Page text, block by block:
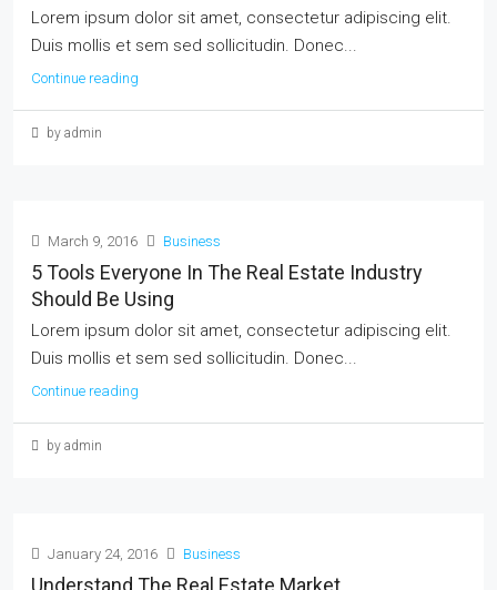
Lorem ipsum dolor sit amet, consectetur adipiscing elit.
Duis mollis et sem sed sollicitudin. Donec...
Continue reading
by admin
March 9, 2016 Business
5 Tools Everyone In The Real Estate Industry
Should Be Using
Lorem ipsum dolor sit amet, consectetur adipiscing elit.
Duis mollis et sem sed sollicitudin. Donec...
Continue reading
by admin
January 24, 2016 Business
Understand The Real Estate Market